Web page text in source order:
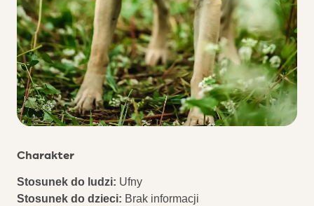
Charakter
Stosunek do ludzi: Ufny
Stosunek do dzieci: Brak informacji